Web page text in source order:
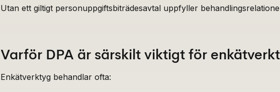
Utan ett giltigt personuppgiftsbiträdesavtal uppfyller
Varför DPA är särskilt viktigt för
Enkätverktyg behandlar ofta: